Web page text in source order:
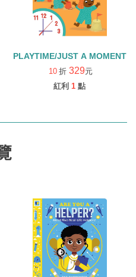
PLAYTIME/JUST A MOMENT
10 折 329元
紅利 1 點